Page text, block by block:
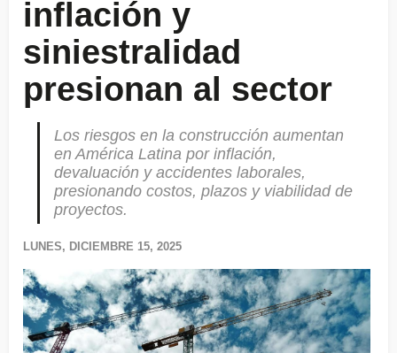
inflación y
siniestralidad
presionan al sector
Los riesgos en la construcción aumentan
en América Latina por inflación,
devaluación y accidentes laborales,
presionando costos, plazos y viabilidad de
proyectos.
LUNES, DICIEMBRE 15, 2025